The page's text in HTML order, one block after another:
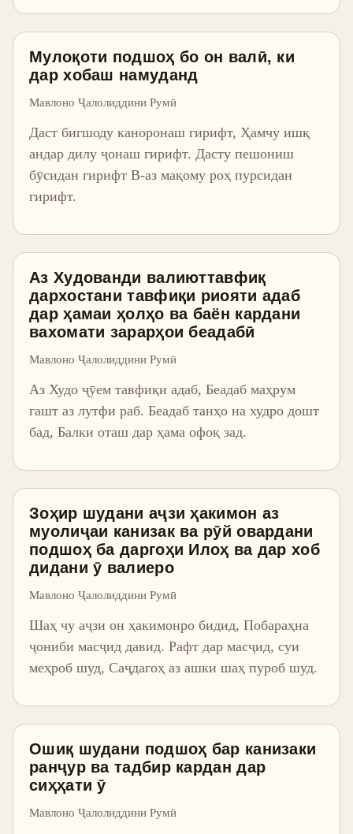
Мулоқоти подшоҳ бо он валӣ, ки
дар хобаш намуданд
Мавлоно Ҷалолиддини Румӣ
Даст бигшоду каноронаш гирифт, Ҳамчу ишқ
андар дилу ҷонаш гирифт. Дасту пешониш
бӯсидан гирифт В-аз мақому роҳ пурсидан
гирифт.
Аз Худованди валиюттавфиқ
дархостани тавфиқи риояти адаб
дар ҳамаи ҳолҳо ва баён кардани
вахомати зарарҳои беадабӣ
Мавлоно Ҷалолиддини Румӣ
Аз Худо ҷӯем тавфиқи адаб, Беадаб маҳрум
гашт аз лутфи раб. Беадаб танҳо на худро дошт
бад, Балки оташ дар ҳама офоқ зад.
Зоҳир шудани аҷзи ҳакимон аз
муолиҷаи канизак ва рӯй овардани
подшоҳ ба даргоҳи Илоҳ ва дар хоб
дидани ӯ валиеро
Мавлоно Ҷалолиддини Румӣ
Шаҳ чу аҷзи он ҳакимонро бидид, Побараҳна
ҷониби масҷид давид. Рафт дар масҷид, суи
меҳроб шуд, Саҷдагоҳ аз ашки шаҳ пуроб шуд.
Ошиқ шудани подшоҳ бар канизаки
ранҷур ва тадбир кардан дар
сиҳҳати ӯ
Мавлоно Ҷалолиддини Румӣ